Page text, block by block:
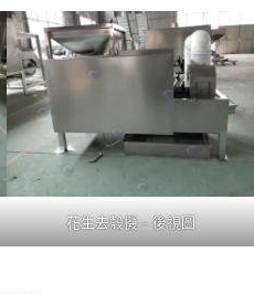
花生去殼機 – 後視圖